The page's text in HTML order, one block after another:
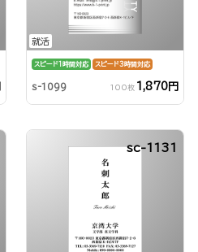
就活
スピード1時間対応 スピード3時間対応
s-1099 100枚 1,870円
sc-1131